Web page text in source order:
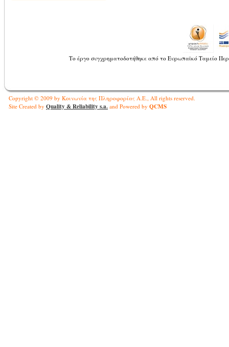
Το έργο συγχρηματοδοτήθηκε από το Ευρωπαϊκό Ταμείο
Copyright © 2009 by Κοινωνία της Πληροφορίας Α.Ε., All rights reserved.
Site Created by Quality & Reliability s.a. and Powered by QCMS